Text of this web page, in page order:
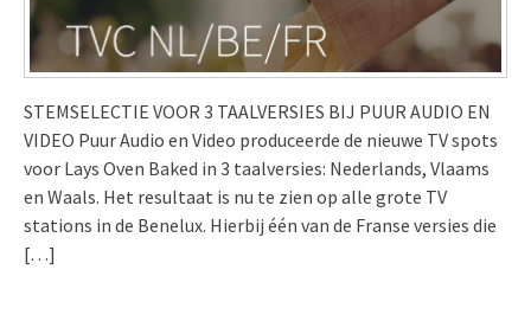
STEMSELECTIE VOOR 3 TAALVERSIES BIJ PUUR AUDIO EN
VIDEO Puur Audio en Video produceerde de nieuwe TV spots
voor Lays Oven Baked in 3 taalversies: Nederlands, Vlaams
en Waals. Het resultaat is nu te zien op alle grote TV
stations in de Benelux. Hierbij één van de Franse versies die
[…]